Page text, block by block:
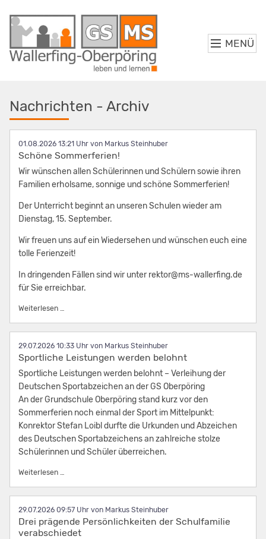
MENÜ
Nachrichten - Archiv
01.08.2026 13:21 von Markus Steinhuber
Schöne Sommerferien!
Wir wünschen allen Schülerinnen und Schülern sowie ihren
Familien erholsame, sonnige und schöne Sommerferien!
Der Unterricht beginnt an unseren Schulen wieder am
Dienstag, 15. September.
Wir freuen uns auf ein Wiedersehen und wünschen euch eine
tolle Ferienzeit!
In dringenden Fällen sind wir unter rektor@ms-wallerfing.de
für Sie erreichbar.
Weiterlesen …
29.07.2026 10:33 von Markus Steinhuber
Sportliche Leistungen werden belohnt
Sportliche Leistungen werden belohnt – Verleihung der
Deutschen Sportabzeichen an der GS Oberpöring
An der Grundschule Oberpöring stand kurz vor den
Sommerferien noch einmal der Sport im Mittelpunkt:
Konrektor Stefan Loibl durfte die Urkunden und Abzeichen
des Deutschen Sportabzeichens an zahlreiche stolze
Schülerinnen und Schüler überreichen.
Weiterlesen …
29.07.2026 09:57 von Markus Steinhuber
Drei prägende Persönlichkeiten der Schulfamilie
verabschiedet